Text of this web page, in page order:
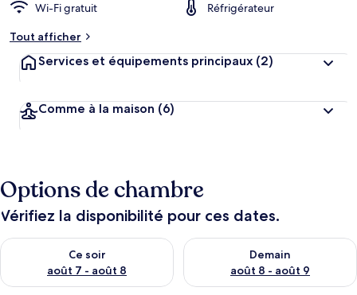
Wi-Fi gratuit
Réfrigérateur
Tout afficher
Services et équipements principaux (2)
Comme à la maison (6)
Options de chambre
Vérifiez la disponibilité pour ces dates.
Ce soir
août 7 - août 8
Vérifier la disponibilité pour ce soir août 7 - août 8
Demain
août 8 - août 9
Vérifier la disponibilité pour